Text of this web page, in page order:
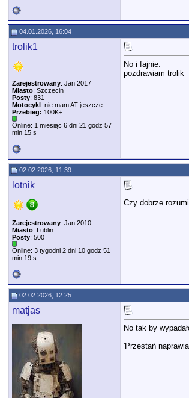
04.01.2026, 16:04
trolik1
Zarejestrowany: Jan 2017
Miasto: Szczecin
Posty: 831
Motocykl: nie mam AT jeszcze
Przebieg: 100K+
Online: 1 miesiąc 6 dni 21 godz 57
min 15 s
No i fajnie.
pozdrawiam trolik
02.02.2026, 11:39
lotnik
Zarejestrowany: Jan 2010
Miasto: Lublin
Posty: 500
Online: 3 tygodni 2 dni 10 godz 51
min 19 s
Czy dobrze
02.02.2026, 12:25
matjas
No tak by
'Przestań